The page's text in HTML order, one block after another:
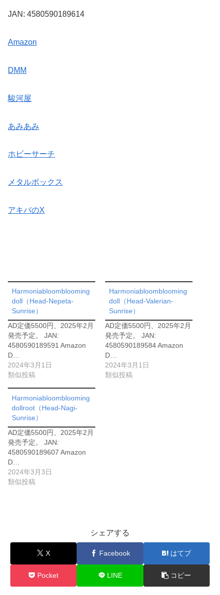
JAN: 4580590189614
Amazon
DMM
駿河屋
あみあみ
ホビーサーチ
メタルボックス
アキバのX
Harmoniabloomblooming
doll（Head-Nepeta-
Sunrise）
AD定価5500円、2025年2月
発売予定。 JAN:
4580590189591 Amazon
D…
2024年3月1日
類似投稿
Harmoniabloomblooming
doll（Head-Valerian-
Sunrise）
AD定価5500円、2025年2月
発売予定。 JAN:
4580590189584 Amazon
D…
2024年3月1日
類似投稿
Harmoniabloomblooming
dollroot（Head-Nagi-
Sunrise）
AD定価5500円、2025年2月
発売予定。 JAN:
4580590189607 Amazon
D…
2024年3月3日
類似投稿
シェアする
X Facebook はてブ
Pocket LINE コピー